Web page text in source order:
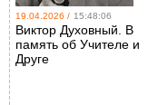
19.04.2026 / 15:48:06
Виктор Духовный. В
память об Учителе и
Друге